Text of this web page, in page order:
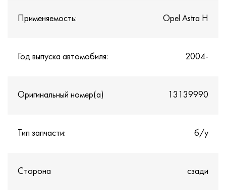
Применяемость: Opel Astra H
Год выпуска автомобиля: 2004-
Оригинальный номер(а) 13139990
Тип запчасти: б/у
Сторона сзади